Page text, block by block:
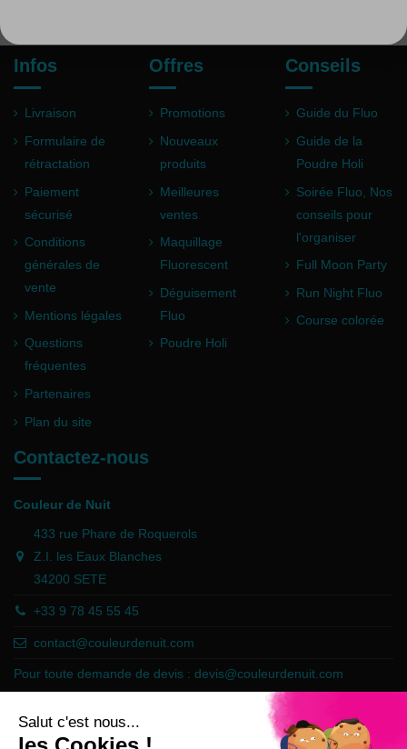
Infos
Livraison
Formulaire de
rétractation
Paiement
sécurisé
Conditions
générales de
vente
Mentions légales
Questions
fréquentes
Partenaires
Plan du site
Offres
Promotions
Nouveaux
produits
Meilleures
ventes
Maquillage
Fluorescent
Déguisement
Fluo
Poudre Holi
Conseils
Guide du Fluo
Guide de la
Poudre Holi
Soirée Fluo, Nos
conseils pour
l'organiser
Full Moon Party
Run Night Fluo
Course colorée
Contactez-nous
Couleur de Nuit
433 rue Phare de Roquerols
Z.I. les Eaux Blanches
34200 SETE
+33 9 78 45 55 45
contact@couleurdenuit.com
Pour toute demande de devis : devis@couleurdenuit.com
Marchand approuvé par la Société des Avis Garantis,cliquez ici pour